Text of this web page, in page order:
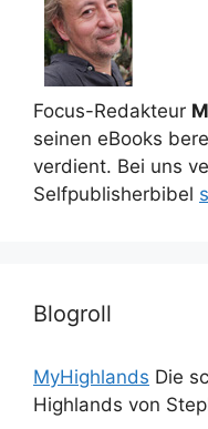
Focus-Redakteur
seinen eBooks
verdient. Bei uns
Selfpublisherbibel
Blogroll
MyHighlands Die
Highlands von